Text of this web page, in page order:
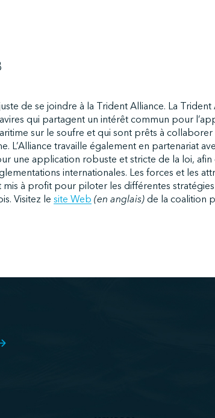
de se joindre à la Trident Alliance. La
qui partagent un intérêt commun pour
sur le soufre et qui sont prêts à
L’Alliance travaille également en partenariat
une application robuste et stricte de la loi,
internationales. Les forces et les
mis à profit pour piloter les différentes
Visitez le site Web (en anglais)de la coalition